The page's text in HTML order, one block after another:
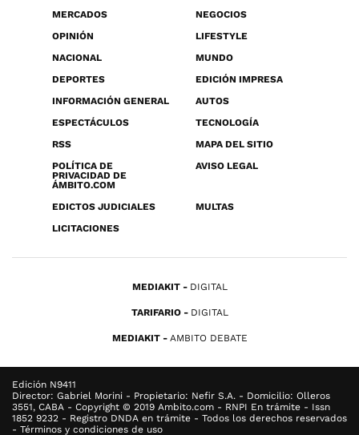
MERCADOS
NEGOCIOS
OPINIÓN
LIFESTYLE
NACIONAL
MUNDO
DEPORTES
EDICIÓN IMPRESA
INFORMACIÓN GENERAL
AUTOS
ESPECTÁCULOS
TECNOLOGÍA
RSS
MAPA DEL SITIO
POLÍTICA DE
PRIVACIDAD DE
ÁMBITO.COM
AVISO LEGAL
EDICTOS JUDICIALES
MULTAS
LICITACIONES
MEDIAKIT DIGITAL
TARIFARIO DIGITAL
MEDIAKIT AMBITO DEBATE
Edición N9411
Director: Gabriel Morini - Propietario: Nefir S.A. - Domicilio: Olleros
3551, CABA - Copyright © 2019 Ambito.com - RNPI En trámite - Issn
1852 9232 - Registro DNDA en trámite - Todos los derechos reservados
- Términos y condiciones de uso